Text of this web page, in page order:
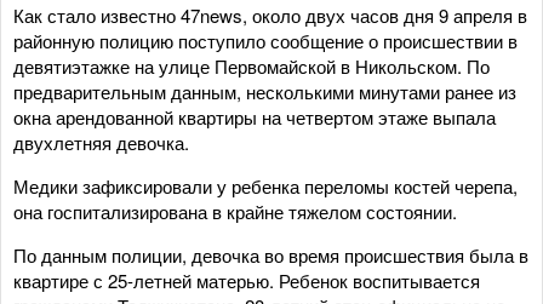
Как стало известно 47news, около двух часов дня 9 апреля в
районную полицию поступило сообщение о происшествии в
девятиэтажке на улице Первомайской в Никольском. По
предварительным данным, несколькими минутами ранее из
окна арендованной квартиры на четвертом этаже выпала
двухлетняя девочка.
Медики зафиксировали у ребенка переломы костей черепа,
она госпитализирована в крайне тяжелом состоянии.
По данным полиции, девочка во время происшествия была в
квартире с 25-летней матерью. Ребенок воспитывается